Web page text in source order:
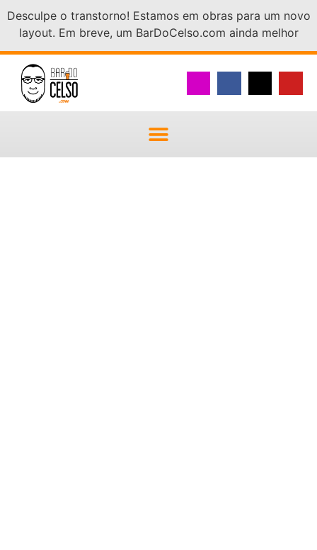
Desculpe o transtorno! Estamos em obras para um novo
layout. Em breve, um BarDoCelso.com ainda melhor